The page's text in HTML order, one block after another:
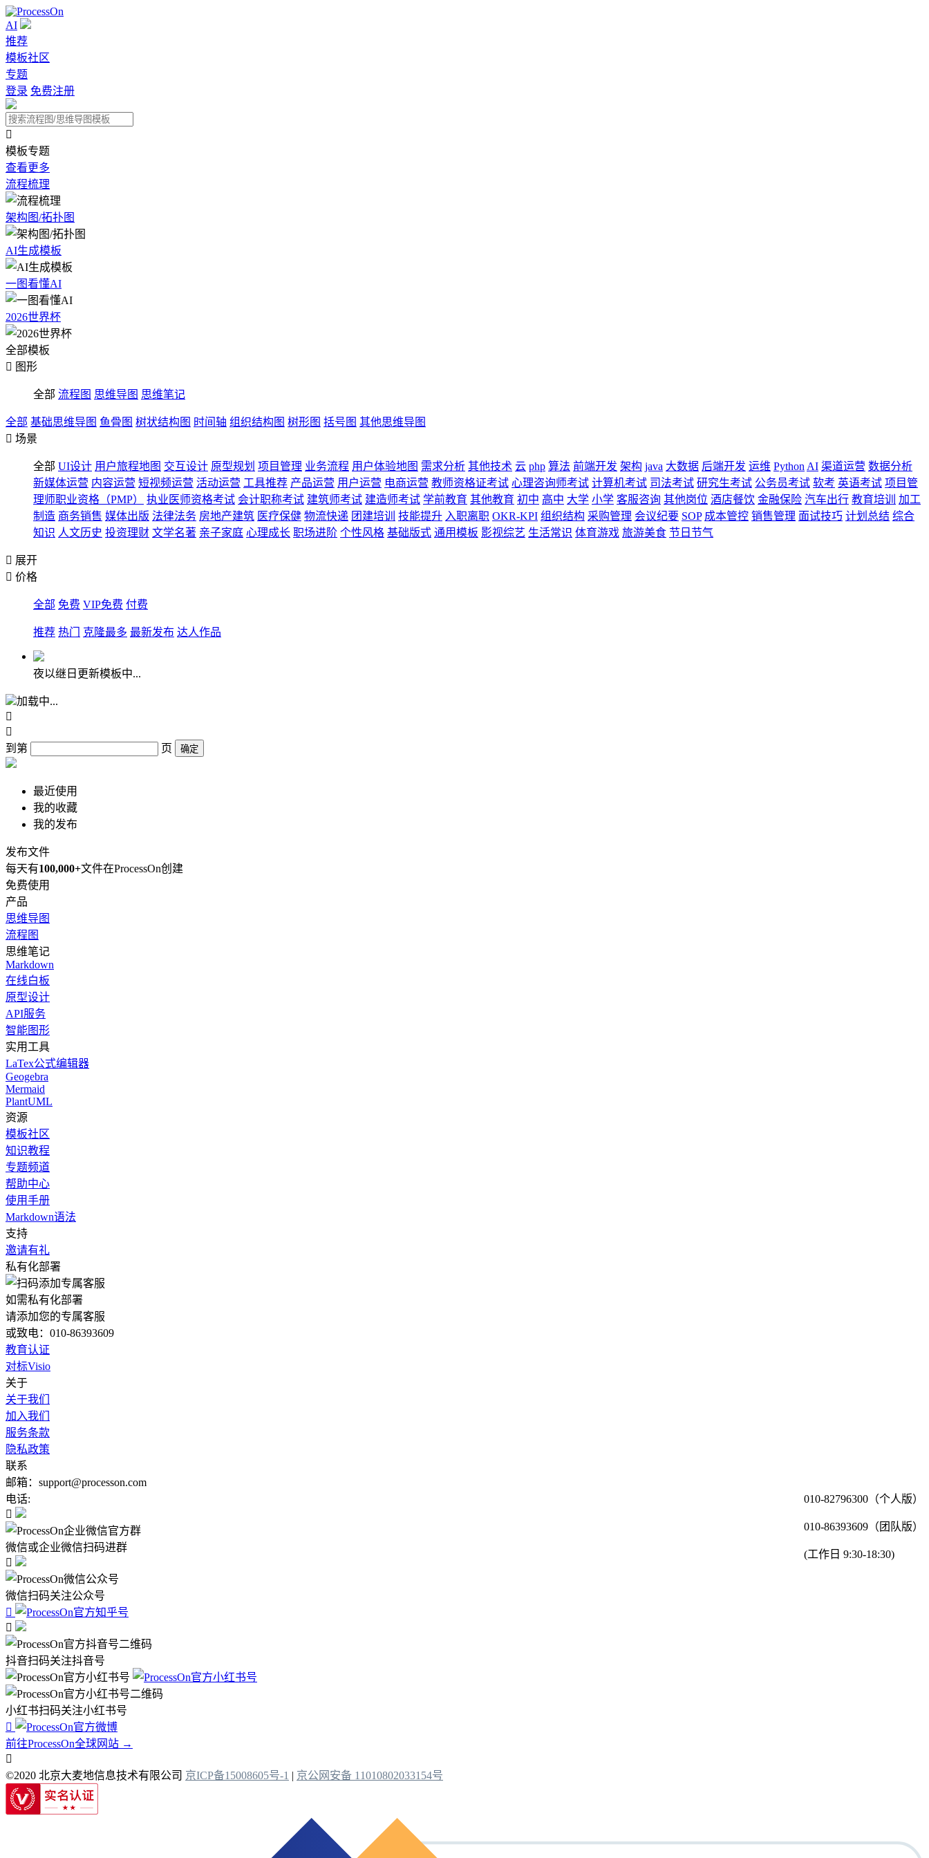
AI
推荐
模板社区
专题
登录 免费注册

模板专题
查看更多
流程梳理
架构图/拓扑图
AI生成模板
一图看懂AI
2026世界杯
全部模板
 图形
全部 流程图 思维导图 思维笔记
全部 基础思维导图 鱼骨图 树状结构图 时间轴 组织结构图 树形图 括号图 其他思维导图
 场景
全部 UI设计 用户旅程地图 交互设计 原型规划 项目管理 业务流程 用户体验地图 需求分析 其他技术 云 php 算法 前端开发 架构 java 大数据 后端开发 运维 Python AI 渠道运营 数据分析
新媒体运营 内容运营 短视频运营 活动运营 工具推荐 产品运营 用户运营 电商运营 教师资格证考试 心理咨询师考试 计算机考试 司法考试 研究生考试 公务员考试 软考 英语考试 项目管
理师职业资格（PMP）
执业医师资格考试 会计职称考试 建筑师考试 建造师考试 学前教育 其他教育 初中 高中 大学 小学 客服咨询 其他岗位 酒店餐饮 金融保险 汽车出行 教育培训
加工
制造 商务销售 媒体出版 法律法务 房地产建筑 医疗保健 物流快递 团建培训 技能提升 入职离职 OKR-KPI 组织结构 采购管理 会议纪要 SOP 成本管控 销售管理 面试技巧 计划总结 综合
知识 人文历史 投资理财 文学名著 亲子家庭 心理成长 职场进阶 个性风格 基础版式 通用模板 影视综艺 生活常识 体育游戏 旅游美食 节日节气
 展开
 价格
全部 免费 VIP免费 付费
推荐 热门 克隆最多 最新发布 达人作品
夜以继日更新模板中...
加载中...


到第
页 确定
最近使用
我的收藏
我的发布
发布文件
每天有100,000+文件在ProcessOn创建
免费使用
产品
思维导图
流程图
思维笔记
Markdown
在线白板
原型设计
API服务
智能图形
实用工具
LaTex公式编辑器
Geogebra
Mermaid
PlantUML
资源
模板社区
知识教程
专题频道
帮助中心
使用手册
Markdown语法
支持
邀请有礼
私有化部署
如需私有化部署
请添加您的专属客服
或致电：010-86393609
教育认证
对标Visio
关于
关于我们
加入我们
服务条款
隐私政策
联系
邮箱：support@processon.com
电话:
010-82796300（个人版）
010-86393609（团队版）
(工作日 9:30-18:30)

微信或企业微信扫码进群

微信扫码关注公众号


抖音扫码关注抖音号
小红书扫码关注小红书号

前往ProcessOn全球网站 →

©2020 北京大麦地信息技术有限公司 京ICP备15008605号-1 | 京公网安备 11010802033154号